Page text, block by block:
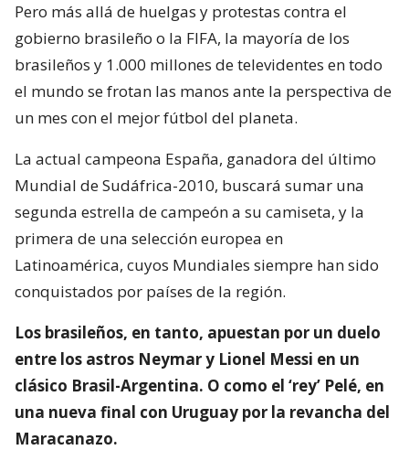
Pero más allá de huelgas y protestas contra el
gobierno brasileño o la FIFA, la mayoría de los
brasileños y 1.000 millones de televidentes en todo
el mundo se frotan las manos ante la perspectiva de
un mes con el mejor fútbol del planeta.
La actual campeona España, ganadora del último
Mundial de Sudáfrica-2010, buscará sumar una
segunda estrella de campeón a su camiseta, y la
primera de una selección europea en
Latinoamérica, cuyos Mundiales siempre han sido
conquistados por países de la región.
Los brasileños, en tanto, apuestan por un duelo
entre los astros Neymar y Lionel Messi en un
clásico Brasil-Argentina. O como el ‘rey’ Pelé, en
una nueva final con Uruguay por la revancha del
Maracanazo.